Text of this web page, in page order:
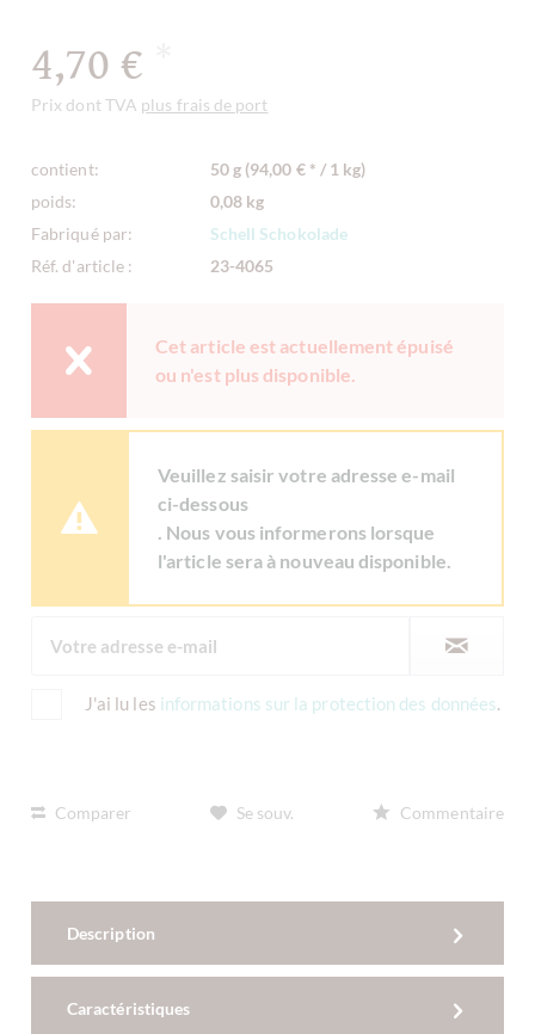
4,70 €
Prix dont TVA plus frais de port
contient:
50 g (94,00 € * / 1 kg)
poids:
0,08 kg
Fabriqué par:
Schell Schokolade
Réf. d'article :
23-4065
Cet article est actuellement épuisé
ou n'est plus disponible.
Veuillez saisir votre adresse e-mail
ci-dessous
. Nous vous informerons lorsque
l'article sera à nouveau disponible.
J'ai lu les informations sur la protection des données.
Comparer Se souv. Commentaire
Description
Caractéristiques